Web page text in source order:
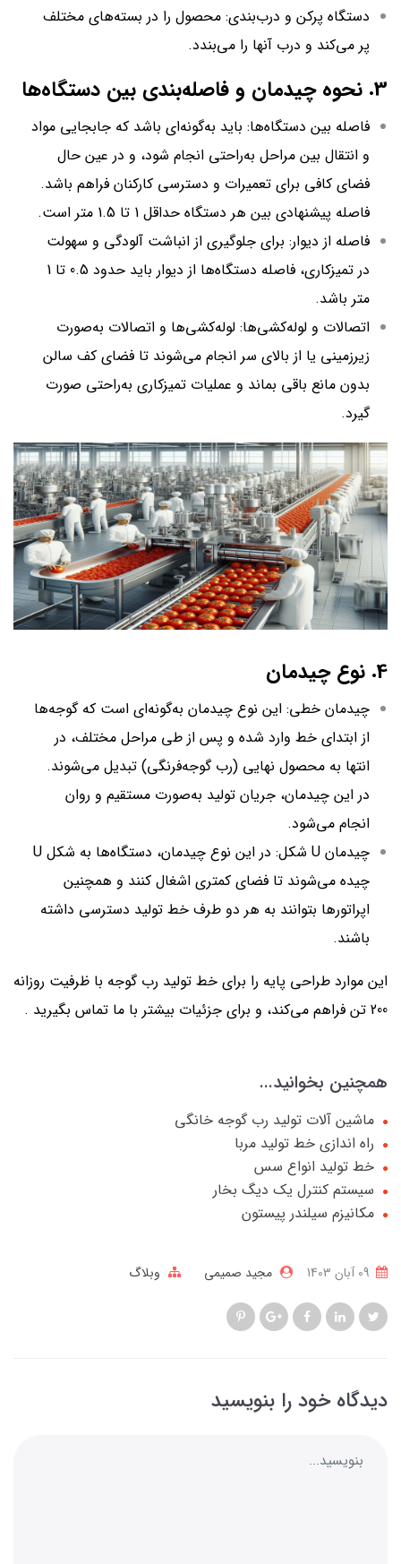
دستگاه پرکن و درب‌بندی: محصول را در بسته‌های مختلف
پر می‌کند و درب آنها را می‌بندد.
3. نحوه چیدمان و فاصله‌بندی بین دستگاه‌ها
فاصله بین دستگاه‌ها: باید به‌گونه‌ای باشد که جابجایی مواد
و انتقال بین مراحل به‌راحتی انجام شود، و در عین حال
فضای کافی برای تعمیرات و دسترسی کارکنان فراهم باشد.
فاصله پیشنهادی بین هر دستگاه حداقل 1 تا 1.5 متر است.
فاصله از دیوار: برای جلوگیری از انباشت آلودگی و سهولت
در تمیزکاری، فاصله دستگاه‌ها از دیوار باید حدود 0.5 تا 1
متر باشد.
اتصالات و لوله‌کشی‌ها: لوله‌کشی‌ها و اتصالات به‌صورت
زیرزمینی یا از بالای سر انجام می‌شوند تا فضای کف سالن
بدون مانع باقی بماند و عملیات تمیزکاری به‌راحتی صورت
گیرد.
4. نوع چیدمان
چیدمان خطی: این نوع چیدمان به‌گونه‌ای است که گوجه‌ها
از ابتدای خط وارد شده و پس از طی مراحل مختلف، در
انتها به محصول نهایی (رب گوجه‌فرنگی) تبدیل می‌شوند.
در این چیدمان، جریان تولید به‌صورت مستقیم و روان
انجام می‌شود.
چیدمان U شکل: در این نوع چیدمان، دستگاه‌ها به شکل U
چیده می‌شوند تا فضای کمتری اشغال کنند و همچنین
اپراتورها بتوانند به هر دو طرف خط تولید دسترسی داشته
باشند.
این موارد طراحی پایه را برای خط تولید رب گوجه با ظرفیت روزانه
200 تن فراهم می‌کند، و برای جزئیات بیشتر با ما تماس بگیرید .
همچنین بخوانید...
ماشین آلات تولید رب گوجه خانگی
راه اندازی خط تولید مربا
خط تولید انواع سس
سیستم کنترل یک دیگ بخار
مکانیزم سیلندر پیستون
مجید صمیمی وبلاگ
دیدگاه خود را بنویسید